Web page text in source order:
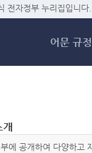
메
전자정부 누리집입니다.
어문 규정
에 공개하여 다양하